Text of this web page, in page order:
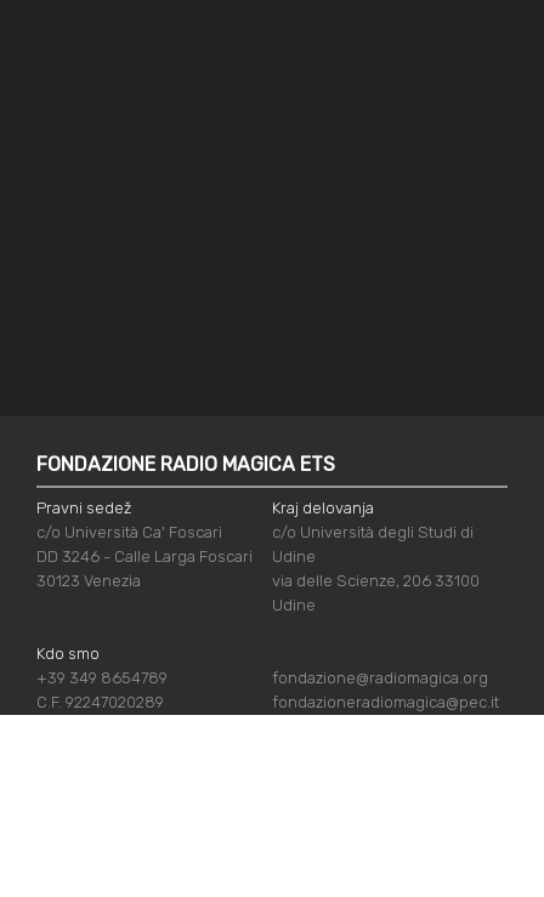
FONDAZIONE RADIO MAGICA ETS
Pravni sedež
c/o Università Ca' Foscari
DD 3246 - Calle Larga Foscari
30123 Venezia
Kraj delovanja
c/o Università degli Studi di
Udine
via delle Scienze, 206 33100
Udine
Kdo smo
+39 349 8654789
C.F. 92247020289
fondazione@radiomagica.org
fondazioneradiomagica@pec.it